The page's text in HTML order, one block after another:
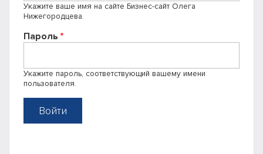
Укажите ваше имя на сайте Бизнес-сайт Олега
Нижегородцева.
Пароль *
Укажите пароль, соответствующий вашему имени
пользователя.
Войти